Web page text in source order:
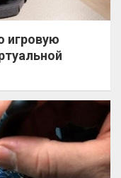
игровую